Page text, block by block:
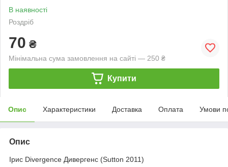
В наявності
Роздріб
70 ₴
Мінімальна сума замовлення на сайті — 250 ₴
Купити
Опис Характеристики Доставка Оплата Умови
Опис
Ірис Divergence Дивергенс (Sutton 2011)